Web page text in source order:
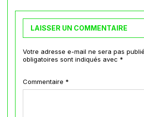
LAISSER UN COMMENTAIRE
Votre adresse e-mail ne sera pas
obligatoires sont indiqués avec *
Commentaire *